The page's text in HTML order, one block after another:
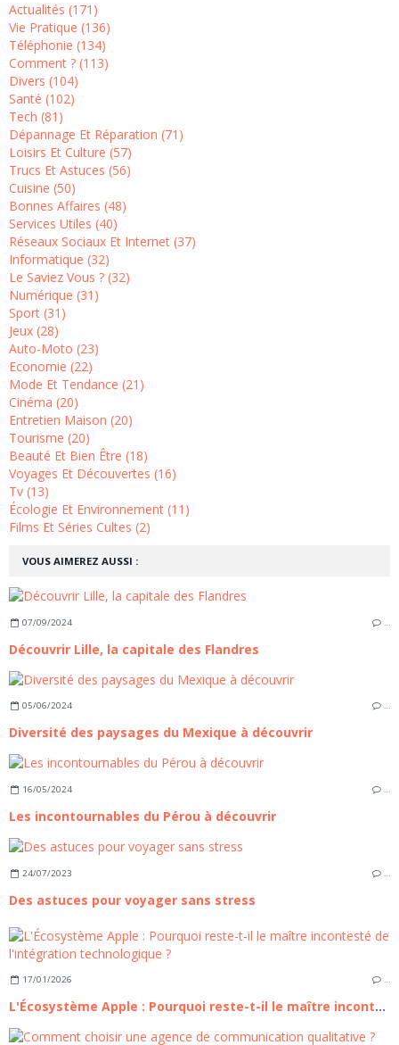
VOUS AIMEREZ AUSSI :
07/09/2024 …
Découvrir Lille, la capitale des Flandres
05/06/2024 …
Diversité des paysages du Mexique à découvrir
16/05/2024 …
Les incontournables du Pérou à découvrir
24/07/2023 …
Des astuces pour voyager sans stress
17/01/2026 …
L'Écosystème Apple : Pourquoi reste-t-il le maître incontesté de l'intégration technologique ?
Actualités (171)
Vie Pratique (136)
Téléphonie (134)
Comment ? (113)
Divers (104)
Santé (102)
Tech (81)
Dépannage Et Réparation (71)
Loisirs Et Culture (57)
Trucs Et Astuces (56)
Cuisine (50)
Bonnes Affaires (48)
Services Utiles (40)
Réseaux Sociaux Et Internet (37)
Informatique (32)
Le Saviez Vous ? (32)
Numérique (31)
Sport (31)
Jeux (28)
Auto-Moto (23)
Economie (22)
Mode Et Tendance (21)
Cinéma (20)
Entretien Maison (20)
Tourisme (20)
Beauté Et Bien Être (18)
Voyages Et Découvertes (16)
Tv (13)
Écologie Et Environnement (11)
Films Et Séries Cultes (2)